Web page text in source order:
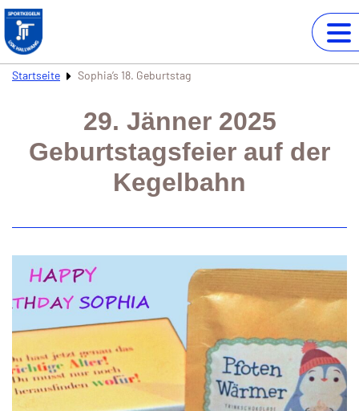
Startseite Sophia’s 18. Geburtstag
29. Jänner 2025
Geburtstagsfeier auf der
Kegelbahn